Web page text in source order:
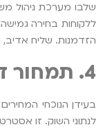
ללקוחות בחירה
הזדמנות. שליח אדיב,
4. תמחור דינמי
בעידן הנוכחי
לנתוני השוק. זו